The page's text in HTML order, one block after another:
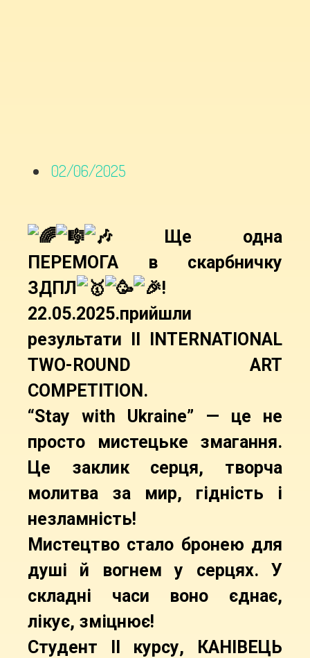
02/06/2025
Ще одна
ПЕРЕМОГА в скарбничку
ЗДПЛ
!
22.05.2025.прийшли
результати II INTERNATIONAL
TWO-ROUND ART
COMPETITION.
“Stay with Ukraine” — це не
просто мистецьке змагання.
Це заклик серця, творча
молитва за мир, гідність і
незламність!
Мистецтво стало бронею для
душі й вогнем у серцях. У
складні часи воно єднає,
лікує, зміцнює!
Студент ІІ курсу, КАНІВЕЦЬ